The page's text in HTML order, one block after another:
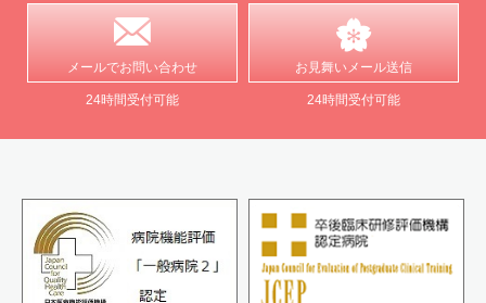
メールでお問い合わせ
24時間受付可能
お見舞い メール送信
24時間受付可能